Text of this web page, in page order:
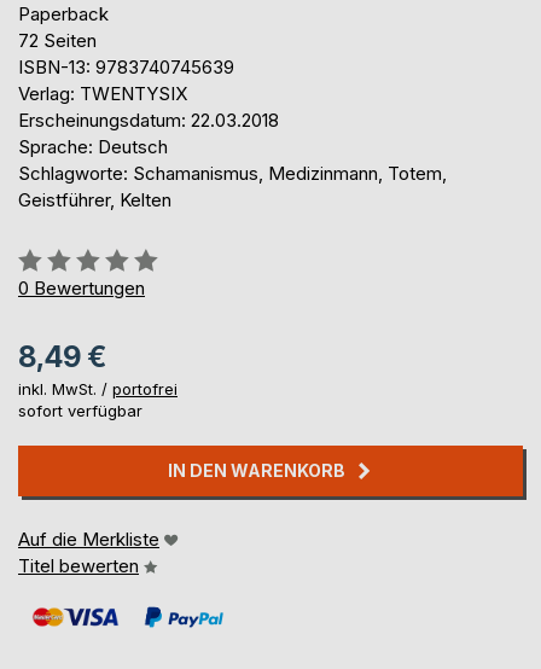
Paperback
72 Seiten
ISBN-13: 9783740745639
Verlag: TWENTYSIX
Erscheinungsdatum: 22.03.2018
Sprache: Deutsch
Schlagworte: Schamanismus, Medizinmann, Totem,
Geistführer, Kelten
Bewertung::
0%
0 Bewertungen
8,49 €
inkl. MwSt. / portofrei
sofort verfügbar
IN DEN WARENKORB
Auf die Merkliste
Titel bewerten